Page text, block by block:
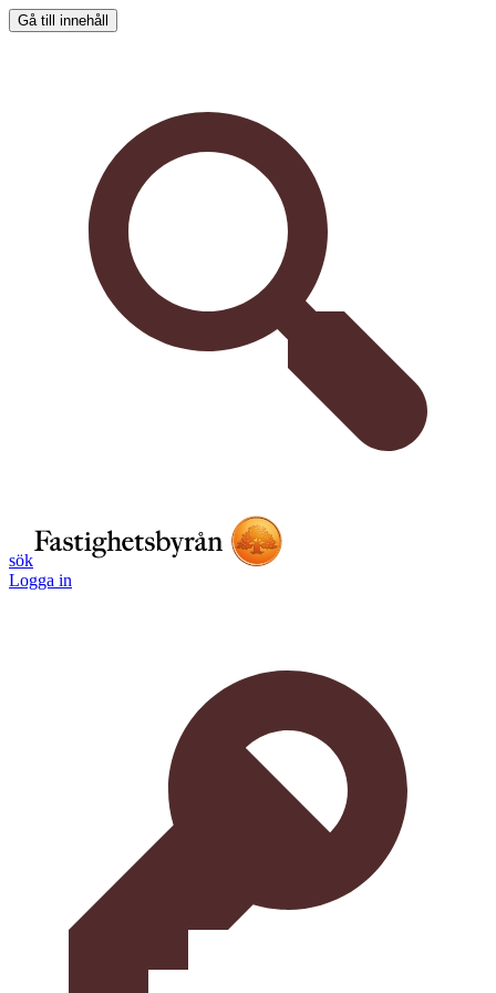
Gå till innehåll
sök
Logga in